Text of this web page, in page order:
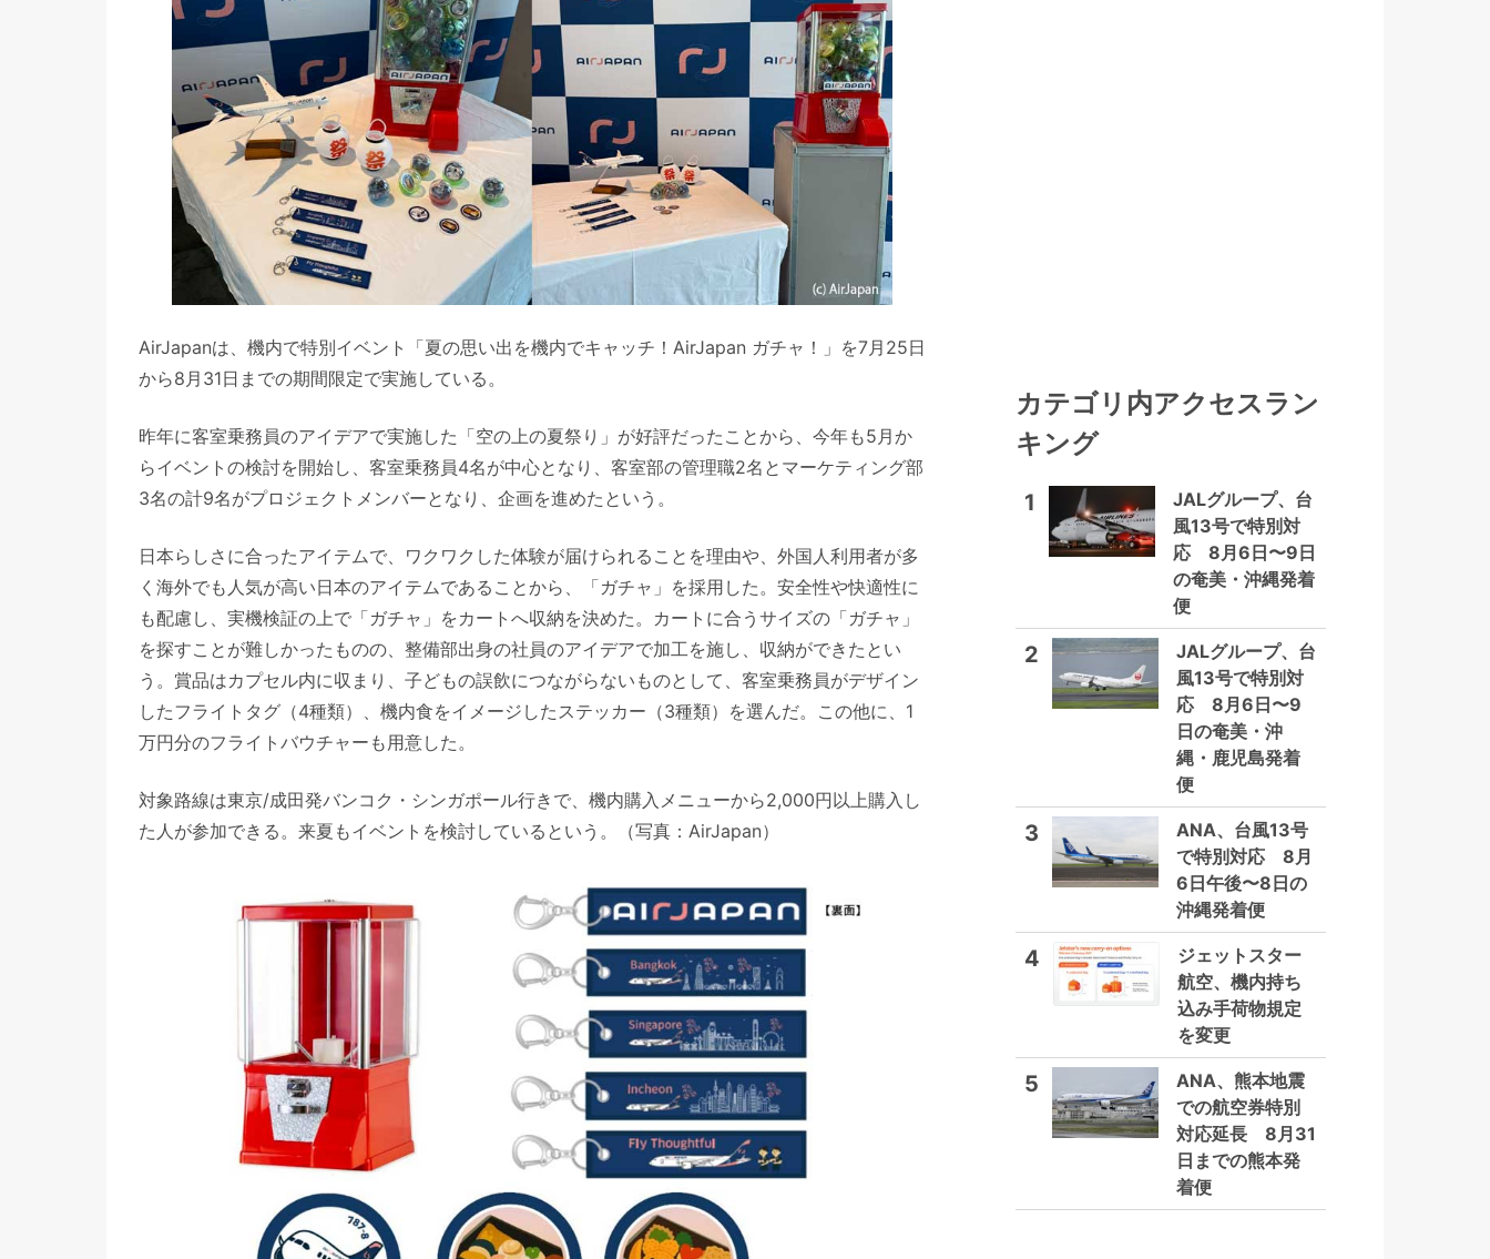
AirJapanは、機内で特別イベント「夏の思い出を機内でキャッチ！AirJapan ガチャ！」を7月25日
から8月31日までの期間限定で実施している。
昨年に客室乗務員のアイデアで実施した「空の上の夏祭り」が好評だったことから、今年も5月か
らイベントの検討を開始し、客室乗務員4名が中心となり、客室部の管理職2名とマーケティング部
3名の計9名がプロジェクトメンバーとなり、企画を進めたという。
日本らしさに合ったアイテムで、ワクワクした体験が届けられることを理由や、外国人利用者が多
く海外でも人気が高い日本のアイテムであることから、「ガチャ」を採用した。安全性や快適性に
も配慮し、実機検証の上で「ガチャ」をカートへ収納を決めた。カートに合うサイズの「ガチャ」
を探すことが難しかったものの、整備部出身の社員のアイデアで加工を施し、収納ができたとい
う。賞品はカプセル内に収まり、子どもの誤飲につながらないものとして、客室乗務員がデザイン
したフライトタグ（4種類）、機内食をイメージしたステッカー（3種類）を選んだ。この他に、1
万円分のフライトバウチャーも用意した。
対象路線は東京/成田発バンコク・シンガポール行きで、機内購入メニューから2,000円以上購入し
た人が参加できる。来夏もイベントを検討しているという。（写真：AirJapan）
カテゴリ内アクセスラン
キング
1
JALグループ、台
風13号で特別対
応 8月6日〜9日
の奄美・沖縄発着
便
2
JALグループ、台
風13号で特別対
応 8月6日〜9
日の奄美・沖
縄・鹿児島発着
便
3
ANA、台風13号
で特別対応 8月
6日午後〜8日の
沖縄発着便
4
ジェットスター
航空、機内持ち
込み手荷物規定
を変更
5
ANA、熊本地震
での航空券特別
対応延長 8月31
日までの熊本発
着便